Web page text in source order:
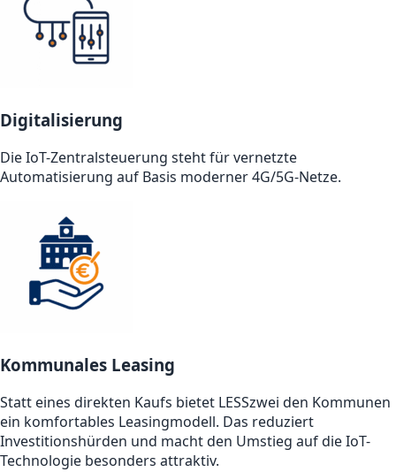
Digitalisierung
Die IoT-Zentralsteuerung steht für vernetzte
Automatisierung auf Basis moderner 4G/5G-Netze.
Kommunales Leasing
Statt eines direkten Kaufs bietet LESSzwei den Kommunen
ein komfortables Leasingmodell. Das reduziert
Investitionshürden und macht den Umstieg auf die IoT-
Technologie besonders attraktiv.